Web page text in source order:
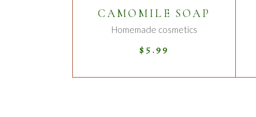
CAMOMILE SOAP
Homemade cosmetics
$5.99